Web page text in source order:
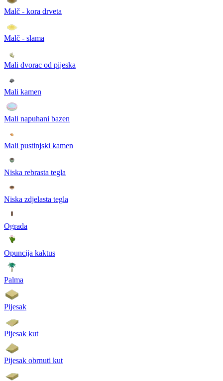
Malč - kora drveta
Malč - slama
Mali dvorac od pijeska
Mali kamen
Mali napuhani bazen
Mali pustinjski kamen
Niska rebrasta tegla
Niska zdjelasta tegla
Ograda
Opuncija kaktus
Palma
Pijesak
Pijesak kut
Pijesak obrnuti kut